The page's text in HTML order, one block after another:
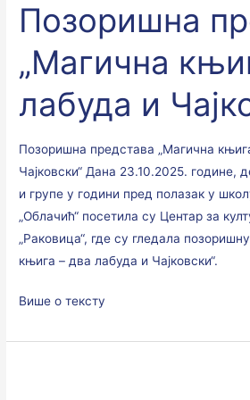
Позоришна
„Магична
лабуда и
Позоришна представа „Магична
Чајковски“ Дана 23.10.2025. године,
и групе у години пред полазак у
„Облачић“ посетила су Центар за
„Раковица“, где су гледала
књига – два лабуда и Чајковски“.
„Магична
књига
два
лабуда
Чајковски“
Више о тексту